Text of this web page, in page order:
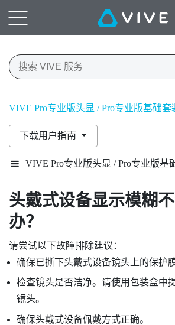
VIVE Pro专业版头显 / Pro专业版基础套
下载用户指南
VIVE Pro专业版头显 / Pro专业版基
头戴式设备显示模糊
办？
请尝试以下故障排除建议：
确保已撕下头戴式设备镜头上的保护膜
检查镜头是否洁净。请使用包装盒中
镜头。
确保头戴式设备佩戴方式正确。